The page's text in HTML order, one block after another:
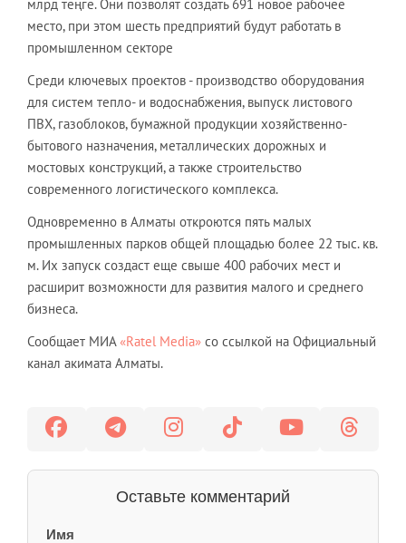
млрд теңге. Они позволят создать 691 новое рабочее
место, при этом шесть предприятий будут работать в
промышленном секторе
Среди ключевых проектов - производство оборудования
для систем тепло- и водоснабжения, выпуск листового
ПВХ, газоблоков, бумажной продукции хозяйственно-
бытового назначения, металлических дорожных и
мостовых конструкций, а также строительство
современного логистического комплекса.
Одновременно в Алматы откроются пять малых
промышленных парков общей площадью более 22 тыс. кв.
м. Их запуск создаст еще свыше 400 рабочих мест и
расширит возможности для развития малого и среднего
бизнеса.
Сообщает МИА «Ratel Media» со ссылкой на Официальный
канал акимата Алматы.
Оставьте комментарий
Имя